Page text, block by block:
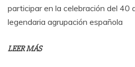
participar en la celebración del 40
legendaria agrupación española
LEER MÁS